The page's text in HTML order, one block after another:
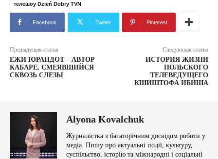
телешоу Dzień Dobry TVN
Facebook Twitter Pinterest
Предыдущая статья
ЕЖИ ЮРАНДОТ – АВТОР
КАБАРЕ, СМЕЯВШИЙСЯ
СКВОЗЬ СЛЕЗЫ
Следующая статья
ИСТОРИЯ ЖИЗНИ
ПОЛЬСКОГО
ТЕЛЕВЕДУЩЕГО
КШИШТОФА ИБИША
Alyona Kovalchuk
Журналістка з багаторічним досвідом роботи у
медіа. Пишу про актуальні події, культуру,
суспільство, історію та міжнародні і соціальні